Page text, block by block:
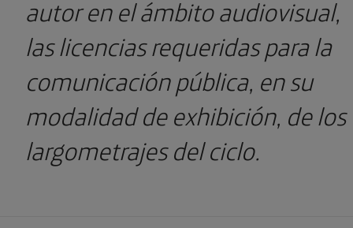
autor en el ámbito audiovisual,
las licencias requeridas para la
comunicación pública, en su
modalidad de exhibición, de los
largometrajes del ciclo.